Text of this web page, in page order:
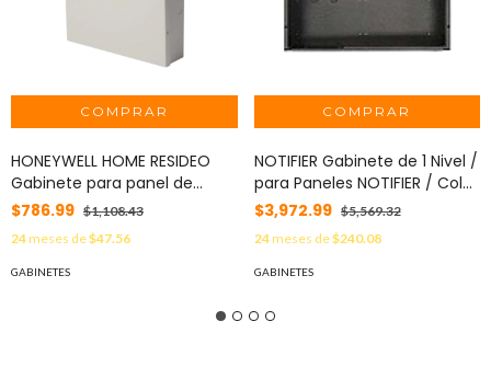
HONEYWELL HOME RESIDEO
Gabinete para panel de
Alarma VISTA48LA MOD:
$786.99 $1,108.43
24meses de$47.56
GABINETES
NOTIFIER Gabinete de 1 Nivel /
para Paneles NOTIFIER / Color
Negro MOD: SBB-A4
$3,972.99 $5,569.32
24meses de$240.08
GABINETES